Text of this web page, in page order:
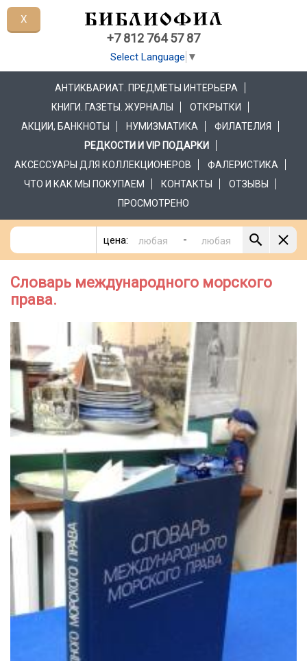
+7 812 764 57 87
Select Language ▼
АНТИКВАРИАТ. ПРЕДМЕТЫ ИНТЕРЬЕРА
КНИГИ. ГАЗЕТЫ. ЖУРНАЛЫ
ОТКРЫТКИ
АКЦИИ, БАНКНОТЫ
НУМИЗМАТИКА
ФИЛАТЕЛИЯ
РЕДКОСТИ И VIP ПОДАРКИ
АКСЕССУАРЫ ДЛЯ КОЛЛЕКЦИОНЕРОВ
ФАЛЕРИСТИКА
ЧТО И КАК МЫ ПОКУПАЕМ
КОНТАКТЫ
ОТЗЫВЫ
ПРОСМОТРЕНО
цена: -
Словарь международного морского
права.
X